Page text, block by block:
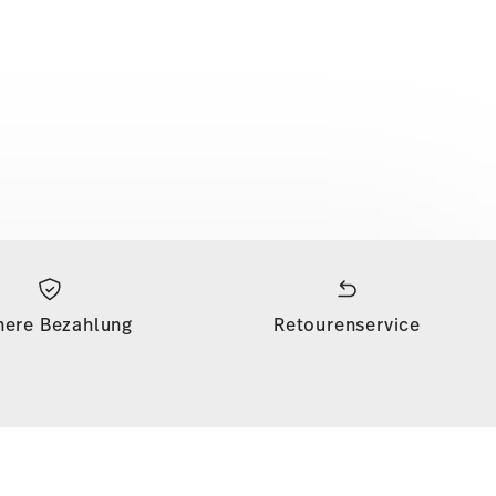
Bezahlung Retourenservice